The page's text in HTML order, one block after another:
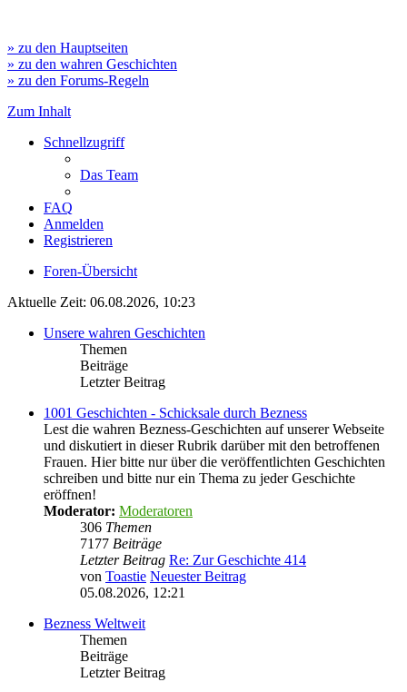
» zu den Hauptseiten
» zu den wahren Geschichten
» zu den Forums-Regeln
Zum Inhalt
Schnellzugriff
Das Team
FAQ
Anmelden
Registrieren
Foren-Übersicht
Aktuelle Zeit: 06.08.2026, 10:23
Unsere wahren Geschichten
Themen
Beiträge
Letzter Beitrag
1001 Geschichten - Schicksale durch Bezness
Lest die wahren Bezness-Geschichten auf unserer Webseite
und diskutiert in dieser Rubrik darüber mit den betroffenen
Frauen. Hier bitte nur über die veröffentlichten Geschichten
schreiben und bitte nur ein Thema zu jeder Geschichte
eröffnen!
Moderator: Moderatoren
306 Themen
7177 Beiträge
Letzter Beitrag Re: Zur Geschichte 414
von Toastie Neuester Beitrag
05.08.2026, 12:21
Bezness Weltweit
Themen
Beiträge
Letzter Beitrag